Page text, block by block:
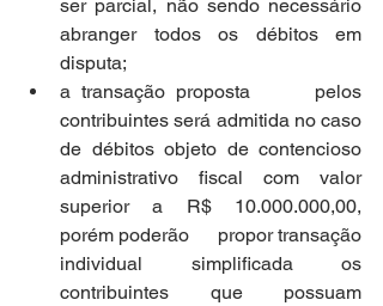
ser parcial, não sendo necessário
abranger todos os débitos em
disputa;
a transação proposta      pelos
contribuintes será admitida no caso
de débitos objeto de contencioso
administrativo fiscal com valor
superior a R$ 10.000.000,00,
porém poderão      propor transação
individual simplificada os
contribuintes que possuam